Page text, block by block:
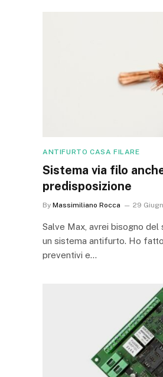
ANTIFURTO CASA FILARE
Sistema via filo
predisposizione
By Massimiliano Rocca 29
Salve Max, avrei bisogno del
un sistema antifurto. Ho
preventivi e…